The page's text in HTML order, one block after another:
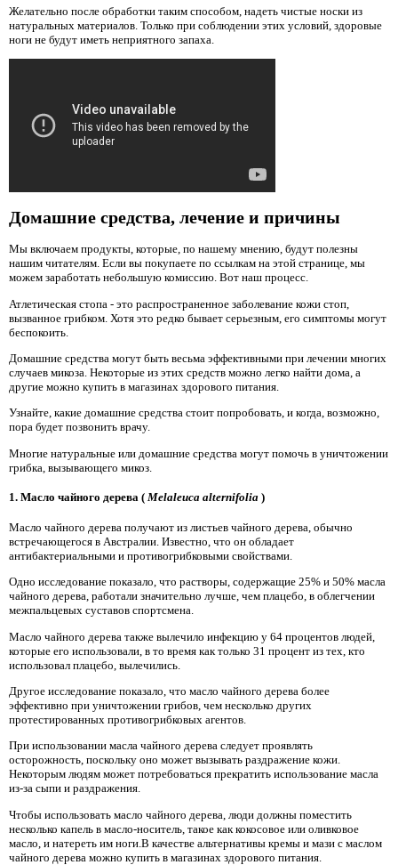
Желательно после обработки таким способом, надеть чистые носки из
натуральных материалов. Только при соблюдении этих условий, здоровые
ноги не будут иметь неприятного запаха.
Домашние средства, лечение и причины
Мы включаем продукты, которые, по нашему мнению, будут полезны
нашим читателям. Если вы покупаете по ссылкам на этой странице, мы
можем заработать небольшую комиссию. Вот наш процесс.
Атлетическая стопа - это распространенное заболевание кожи стоп,
вызванное грибком. Хотя это редко бывает серьезным, его симптомы могут
беспокоить.
Домашние средства могут быть весьма эффективными при лечении многих
случаев микоза. Некоторые из этих средств можно легко найти дома, а
другие можно купить в магазинах здорового питания.
Узнайте, какие домашние средства стоит попробовать, и когда, возможно,
пора будет позвонить врачу.
Многие натуральные или домашние средства могут помочь в уничтожении
грибка, вызывающего микоз.
1. Масло чайного дерева ( Melaleuca alternifolia )
Масло чайного дерева получают из листьев чайного дерева, обычно
встречающегося в Австралии. Известно, что он обладает
антибактериальными и противогрибковыми свойствами.
Одно исследование показало, что растворы, содержащие 25% и 50% масла
чайного дерева, работали значительно лучше, чем плацебо, в облегчении
межпальцевых суставов спортсмена.
Масло чайного дерева также вылечило инфекцию у 64 процентов людей,
которые его использовали, в то время как только 31 процент из тех, кто
использовал плацебо, вылечились.
Другое исследование показало, что масло чайного дерева более
эффективно при уничтожении грибов, чем несколько других
протестированных противогрибковых агентов.
При использовании масла чайного дерева следует проявлять
осторожность, поскольку оно может вызывать раздражение кожи.
Некоторым людям может потребоваться прекратить использование масла
из-за сыпи и раздражения.
Чтобы использовать масло чайного дерева, люди должны поместить
несколько капель в масло-носитель, такое как кокосовое или оливковое
масло, и натереть им ноги.В качестве альтернативы кремы и мази с маслом
чайного дерева можно купить в магазинах здорового питания.